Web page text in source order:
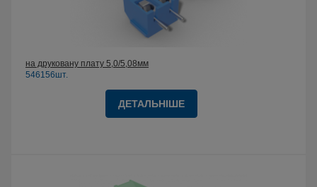
на друковану плату 5,0/5,08мм
546156шт.
ДЕТАЛЬНІШЕ